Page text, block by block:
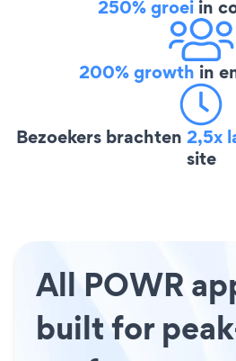
250% groei in
200% growth in
Bezoekers brachten 2,5x
site
All POWR
built for